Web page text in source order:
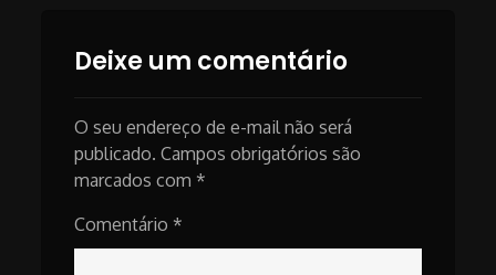
Deixe um comentário
O seu endereço de e-mail não será
publicado. Campos obrigatórios são
marcados com *
Comentário *